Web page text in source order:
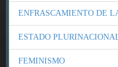
ENFRASCAMIENTO DE
ESTADO
FEMINISMO